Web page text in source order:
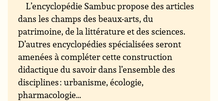
L’encyclopédie Sambuc propose des articles
dans les champs des beaux-arts, du
patrimoine, de la littérature et des sciences.
D’autres encyclopédies spécialisées seront
amenées à compléter cette construction
didactique du savoir dans l’ensemble des
disciplines : urbanisme, écologie,
pharmacologie…